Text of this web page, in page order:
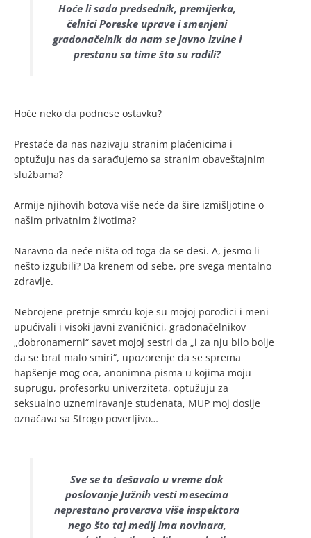
Hoće li sada predsednik, premijerka,
čelnici Poreske uprave i smenjeni
gradonačelnik da nam se javno izvine i
prestanu sa time što su radili?
Hoće neko da podnese ostavku?
Prestaće da nas nazivaju stranim plaćenicima i
optužuju nas da sarađujemo sa stranim obaveštajnim
službama?
Armije njihovih botova više neće da šire izmišljotine o
našim privatnim životima?
Naravno da neće ništa od toga da se desi. A, jesmo li
nešto izgubili? Da krenem od sebe, pre svega mentalno
zdravlje.
Nebrojene pretnje smrću koje su mojoj porodici i meni
upućivali i visoki javni zvaničnici, gradonačelnikov
„dobronamerni“ savet mojoj sestri da „i za nju bilo bolje
da se brat malo smiri“, upozorenje da se sprema
hapšenje mog oca, anonimna pisma u kojima moju
suprugu, profesorku univerziteta, optužuju za
seksualno uznemiravanje studenata, MUP moj dosije
označava sa Strogo poverljivo…
Sve se to dešavalo u vreme dok
poslovanje Južnih vesti mesecima
neprestano proverava više inspektora
nego što taj medij ima novinara,